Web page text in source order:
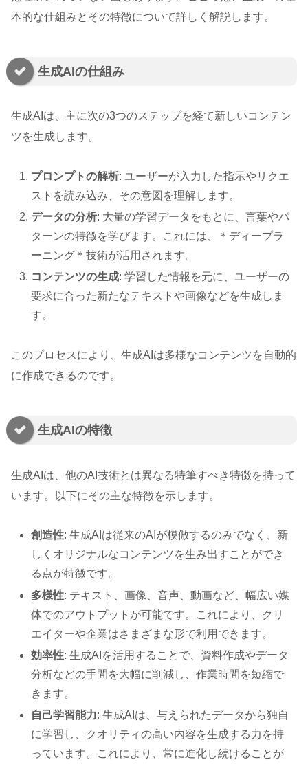
本的な仕組みとその特徴について詳しく解説します。
生成AIの仕組み
生成AIは、主に次の3つのステップを経て新しいコンテン
ツを生成します。
プロンプトの解析: ユーザーが入力した指示やリクエ
ストを読み込み、その意図を理解します。
データの分析: 大量の学習データをもとに、言葉やパ
ターンの特徴を学びます。これには、＊ディープラ
ーニング＊技術が活用されます。
コンテンツの生成: 学習した情報を元に、ユーザーの
要求に合った新たなテキストや画像などを生成しま
す。
このプロセスにより、生成AIは多様なコンテンツを自動的
に作成できるのです。
生成AIの特徴
生成AIは、他のAI技術とは異なる特筆すべき特徴を持って
います。以下にその主な特徴を示します。
創造性: 生成AIは従来のAIが模倣するのみでなく、新
しくオリジナルなコンテンツを生み出すことができ
る点が特徴です。
多様性: テキスト、画像、音声、動画など、幅広い媒
体でのアウトプットが可能です。これにより、クリ
エイターや企業はさまざまな形で利用できます。
効率性: 生成AIを活用することで、資料作成やデータ
分析などの手間を大幅に削減し、作業時間を短縮で
きます。
自己学習能力: 生成AIは、与えられたデータから独自
に学習し、クオリティの高い内容を生成する力を持
っています。これにより、常に進化し続けることが